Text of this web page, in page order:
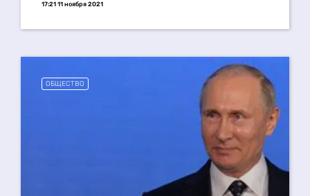
17:21 11 ноября 2021
ОБЩЕСТВО